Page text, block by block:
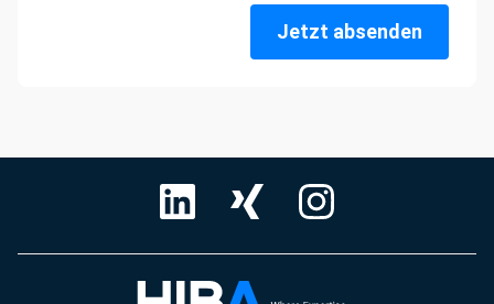
Jetzt absenden